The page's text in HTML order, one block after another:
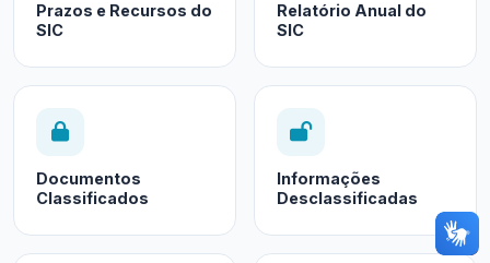
Prazos e Recursos do
SIC
Relatório Anual do
SIC
Documentos
Classificados
Informações
Desclassificadas